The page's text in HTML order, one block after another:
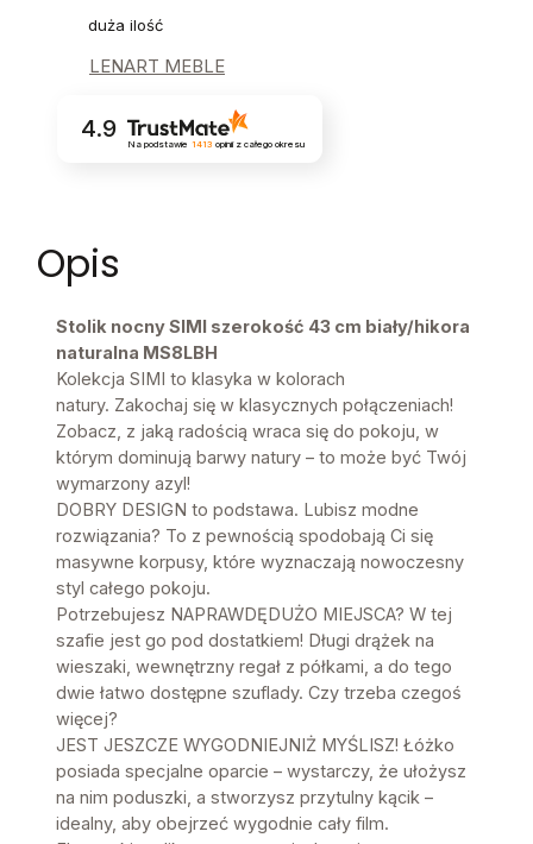
duża ilość
LENART MEBLE
4.9
Na podstawie 1413 opinii z całego okresu
Opis
Stolik nocny SIMI szerokość 43 cm biały/hikora
naturalna MS8LBH
Kolekcja SIMI to klasyka w kolorach
natury. Zakochaj się w klasycznych połączeniach!
Zobacz, z jaką radością wraca się do pokoju, w
którym dominują barwy natury – to może być Twój
wymarzony azyl!
DOBRY DESIGN to podstawa. Lubisz modne
rozwiązania? To z pewnością spodobają Ci się
masywne korpusy, które wyznaczają nowoczesny
styl całego pokoju.
Potrzebujesz NAPRAWDĘDUŻO MIEJSCA? W tej
szafie jest go pod dostatkiem! Długi drążek na
wieszaki, wewnętrzny regał z półkami, a do tego
dwie łatwo dostępne szuflady. Czy trzeba czegoś
więcej?
JEST JESZCZE WYGODNIEJNIŻ MYŚLISZ! Łóżko
posiada specjalne oparcie – wystarczy, że ułożysz
na nim poduszki, a stworzysz przytulny kącik –
idealny, aby obejrzeć wygodnie cały film.